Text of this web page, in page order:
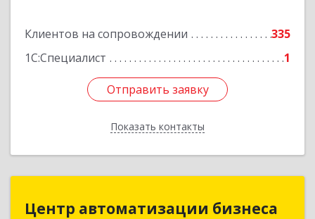
Клиентов на сопровождении
335
1С:Специалист
1
Отправить заявку
Показать контакты
Отправить заявку
Назад
Центр автоматизации бизнеса
Центр автоматизации бизнеса